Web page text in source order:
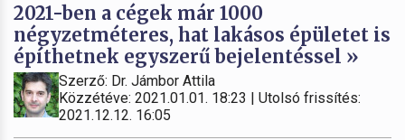
2021-ben a cégek már 1000
négyzetméteres, hat lakásos épületet is
építhetnek egyszerű bejelentéssel »
Szerző: Dr. Jámbor Attila
Közzétéve: 2021.01.01. 18:23 | Utolsó frissítés:
2021.12.12. 16:05